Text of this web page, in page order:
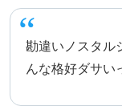
勘違いノスタル
んな格好ダサい